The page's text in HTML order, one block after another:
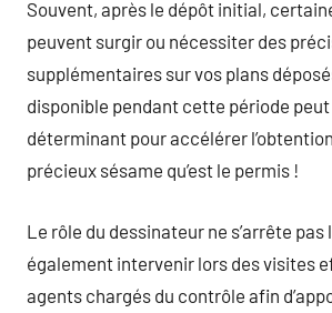
Souvent, après le dépôt initial,
peuvent surgir ou nécessiter des
supplémentaires sur vos plans
disponible pendant cette période peut
déterminant pour accélérer
précieux sésame qu’est le permis !
Le rôle du dessinateur ne s’arrête pas
également intervenir lors des visites
agents chargés du contrôle afin